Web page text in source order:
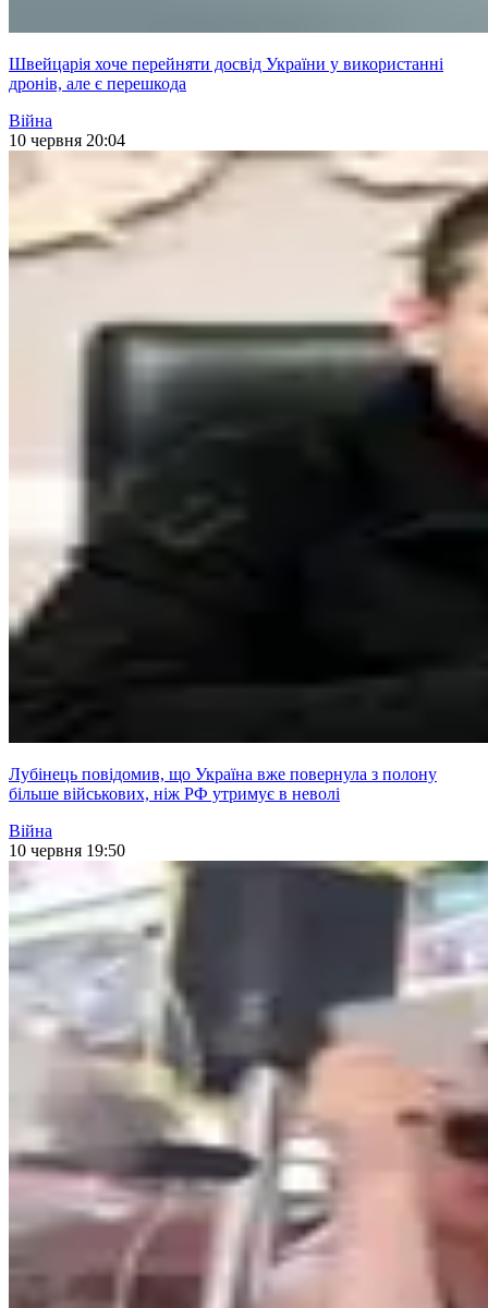
Швейцарія хоче перейняти досвід України у використанні
дронів, але є перешкода
Війна
10 червня 20:04
Лубінець повідомив, що Україна вже повернула з полону
більше військових, ніж РФ утримує в неволі
Війна
10 червня 19:50